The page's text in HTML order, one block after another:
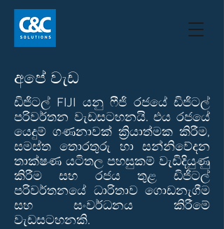
අපේ වැඩ
ඩිජිටල් FIJI යනු ෆීජි රජයේ ඩිජිටල්
පරිවර්තන වැඩසටහනයි. එය රජයේ
යෙදුම් ගණනාවක් ක්‍රියාත්මක කිරීම,
සමස්ත තොරතුරු හා සන්නිවේදන
තාක්ෂණ යටිතල පහසුකම් වැඩිදියුණු
කිරීම සහ රජය තුළ ඩිජිටල්
පරිවර්තනයේ ධාරිතාව ගොඩනැගීම
සහ සංවර්ධනය කිරීමේ
වැඩසටහනකි.